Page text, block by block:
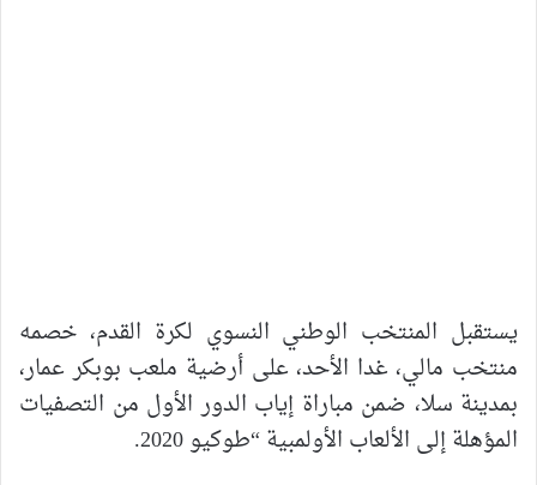
يستقبل المنتخب الوطني النسوي لكرة القدم، خصمه
منتخب مالي، غدا الأحد، على أرضية ملعب بوبكر عمار،
بمدينة سلا، ضمن مباراة إياب الدور الأول من التصفيات
المؤهلة إلى الألعاب الأولمبية “طوكيو 2020.